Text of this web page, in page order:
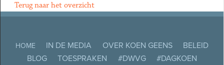
Terug naar het overzicht
HOME IN DE MEDIA OVER KOEN GEENS
BELEID
BLOG
TOESPRAKEN #DWVG
#DAGKOEN